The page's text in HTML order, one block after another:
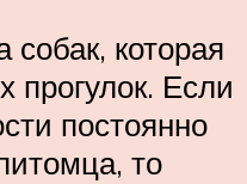
собак, которая
прогулок. Если
постоянно
то